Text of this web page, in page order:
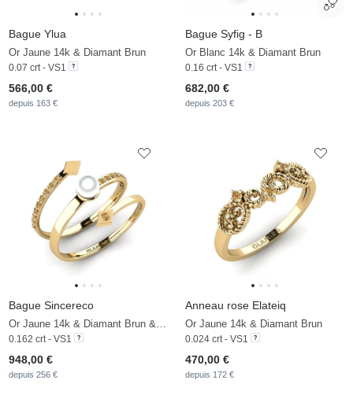
Bague Ylua
Or Jaune 14k & Diamant Brun
0.07 crt - VS1
566,00 €
depuis 163 €
Bague Syfig - B
Or Blanc 14k & Diamant Brun
0.16 crt - VS1
682,00 €
depuis 203 €
Bague Sincereco
0.162 crt - VS1
948,00 €
depuis 256 €
Anneau rose Elateiq
Or Jaune 14k & Diamant Brun
0.024 crt - VS1
470,00 €
depuis 172 €